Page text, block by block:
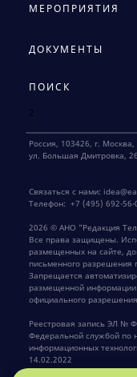
МЕРОПРИЯТИЯ
ДОКУМЕНТЫ
ПОИСК
2
2026 © АНО "Редакция
Все права защищены.
размещенных на сайте,
письменного разрешения
Запрещается
размещенной
официального
Реестровая запись ЭЛ №
Федеральной службой по
информационных
14.02.2022
Россия, 103426, г. Москва,
ул. Большая Дмитровка,
Связаться с нами:
Телефон: +7 (495) 692-56-